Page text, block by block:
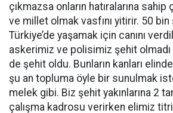
çıkmazsa onların hatıralarına
ve millet olmak vasfını yitirir. 50
Türkiye’de yaşamak için canını
askerimiz ve polisimiz şehit
de şehit oldu. Bunların kanları
şu an topluma öyle bir sunulmak
melek gibi. Biz şehit yakınlarına 2
çalışma kadrosu verirken elimiz